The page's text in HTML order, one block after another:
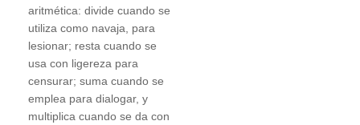
aritmética: divide cuando se
utiliza como navaja, para
lesionar; resta cuando se
usa con ligereza para
censurar; suma cuando se
emplea para dialogar, y
multiplica cuando se da con